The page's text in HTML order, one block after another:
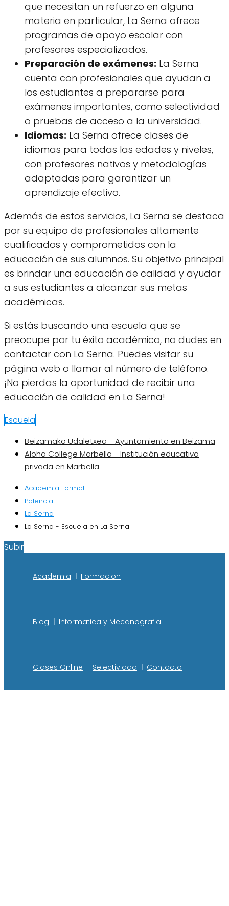
que necesitan un refuerzo en alguna
materia en particular, La Serna ofrece
programas de apoyo escolar con
profesores especializados.
Preparación de exámenes: La Serna
cuenta con profesionales que ayudan a
los estudiantes a prepararse para
exámenes importantes, como selectividad
o pruebas de acceso a la universidad.
Idiomas: La Serna ofrece clases de
idiomas para todas las edades y niveles,
con profesores nativos y metodologías
adaptadas para garantizar un
aprendizaje efectivo.
Además de estos servicios, La Serna se destaca
por su equipo de profesionales altamente
cualificados y comprometidos con la
educación de sus alumnos. Su objetivo principal
es brindar una educación de calidad y ayudar
a sus estudiantes a alcanzar sus metas
académicas.
Si estás buscando una escuela que se
preocupe por tu éxito académico, no dudes en
contactar con La Serna. Puedes visitar su
página web o llamar al número de teléfono.
¡No pierdas la oportunidad de recibir una
educación de calidad en La Serna!
Escuela
Beizamako Udaletxea - Ayuntamiento en Beizama
Aloha College Marbella - Institución educativa
privada en Marbella
Academia Format
Palencia
La Serna
La Serna - Escuela en La Serna
Subir
Academia Formacion
Blog Informatica y Mecanografia
Clases Online Selectividad Contacto